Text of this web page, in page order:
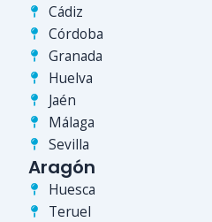
Cádiz
Córdoba
Granada
Huelva
Jaén
Málaga
Sevilla
Aragón
Huesca
Teruel